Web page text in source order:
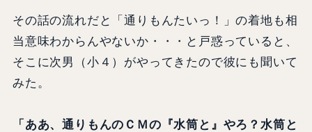
その話の流れだと「通りもんたいっ！」の着地も相
当意味わからんやないか・・・と戸惑っていると、
そこに次男（小４）がやってきたので彼にも聞いて
みた。
「ああ、通りもんのＣＭの『水筒と』やろ？水筒と